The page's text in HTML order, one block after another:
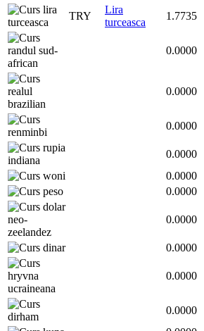
TRY
Lira
turceasca
1.7735
0.0000
0.0000
0.0000
0.0000
0.0000
0.0000
0.0000
0.0000
0.0000
0.0000